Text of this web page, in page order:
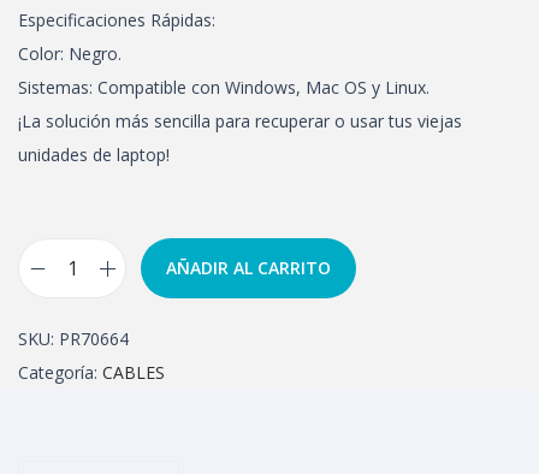
Especificaciones Rápidas:
Color: Negro.
Sistemas: Compatible con Windows, Mac OS y Linux.
¡La solución más sencilla para recuperar o usar tus viejas
unidades de laptop!
AÑADIR AL CARRITO
SKU: PR70664
Categoría: CABLES